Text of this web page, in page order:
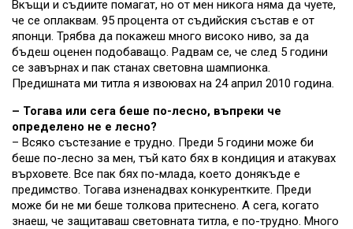
Вкъщи и съдиите помагат, но от мен никога няма да чуете,
че се оплаквам. 95 процента от съдийския състав е от
японци. Трябва да покажеш много високо ниво, за да
бъдеш оценен подобаващо. Радвам се, че след 5 години
се завърнах и пак станах световна шампионка.
Предишната ми титла я извоювах на 24 април 2010 година.
– Тогава или сега беше по-лесно, въпреки че
определено не е лесно?
– Всяко състезание е трудно. Преди 5 години може би
беше по-лесно за мен, тъй като бях в кондиция и атакувах
върховете. Все пак бях по-млада, което донякъде е
предимство. Тогава изненадвах конкурентките. Преди
може би не ми беше толкова притеснено. А сега, когато
знаеш, че защитаваш световната титла, е по-трудно. Много